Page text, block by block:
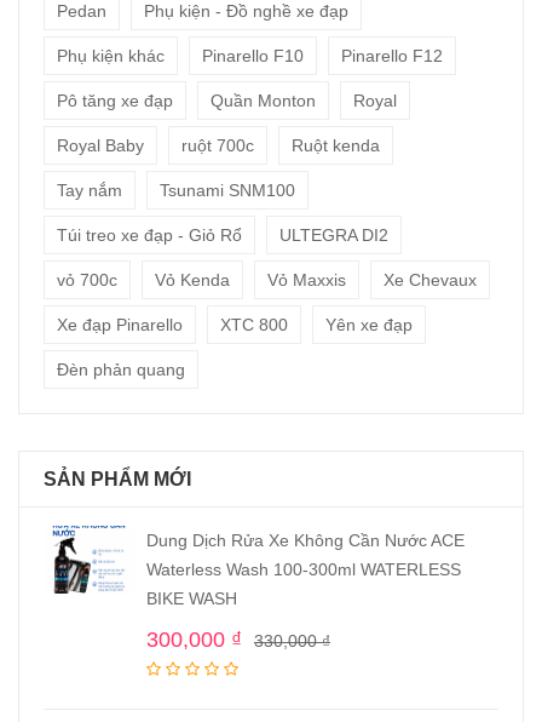
Pedan Phụ kiện - Đồ nghề xe đạp
Phụ kiện khác Pinarello F10 Pinarello F12
Pô tăng xe đạp Quần Monton Royal
Royal Baby ruột 700c Ruột kenda
Tay nắm Tsunami SNM100
Túi treo xe đạp - Giỏ Rổ ULTEGRA DI2
vỏ 700c Vỏ Kenda Vỏ Maxxis Xe Chevaux
Xe đạp Pinarello XTC 800 Yên xe đạp
Đèn phản quang
SẢN PHẨM MỚI
Dung Dịch Rửa Xe Không Cần Nước ACE
Waterless Wash 100-300ml WATERLESS
BIKE WASH
330,000₫
300,000 ₫